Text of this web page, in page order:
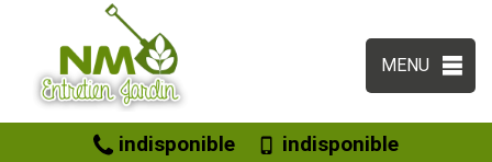
MENU
indisponible indisponible